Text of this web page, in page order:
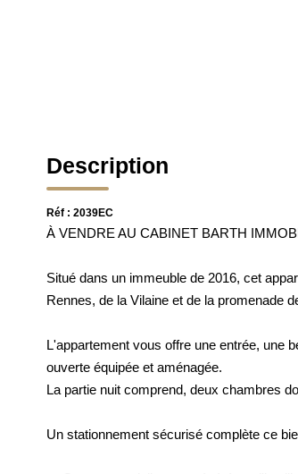
Description
Réf : 2039EC
À VENDRE AU CABINET BARTH
Situé dans un immeuble de 2016, cet
Rennes, de la Vilaine et de la promenade
L'appartement vous offre une entrée, une
ouverte équipée et aménagée.
La partie nuit comprend, deux chambres
Un stationnement sécurisé complète ce